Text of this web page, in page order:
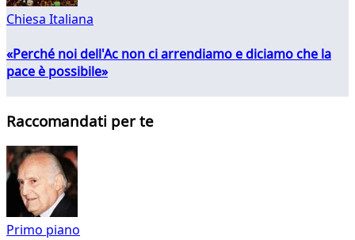
Chiesa Italiana
«Perché noi dell'Ac non ci arrendiamo e diciamo che la
pace è possibile»
Raccomandati per te
Primo piano